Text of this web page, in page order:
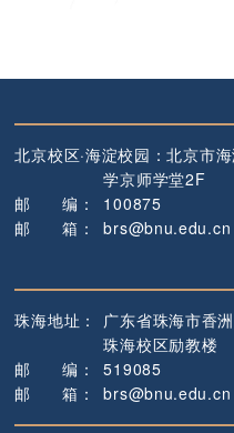
北京校区·海淀校园：北京市
学京师学堂2F
邮
编 ：
100875
邮
箱 ： brs@bnu.edu.cn
珠海地址： 广东省珠海市香
珠海校区励教楼
邮
编 ：
519085
邮
箱 ： brs@bnu.edu.cn